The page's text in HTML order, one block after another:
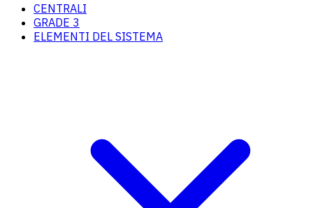
CENTRALI
GRADE 3
ELEMENTI DEL SISTEMA